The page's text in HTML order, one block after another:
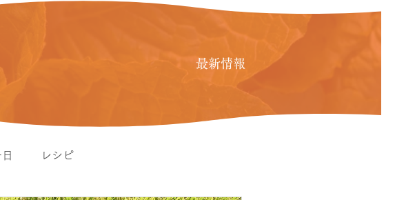
最新情報
レシピ